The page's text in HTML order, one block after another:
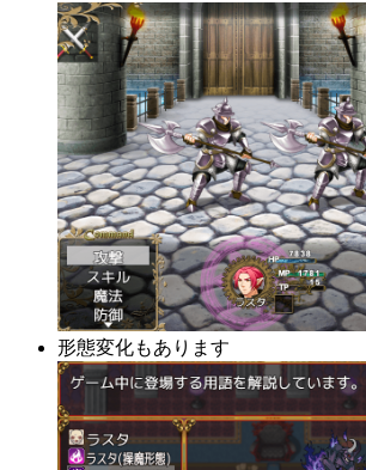
形態変化もあります